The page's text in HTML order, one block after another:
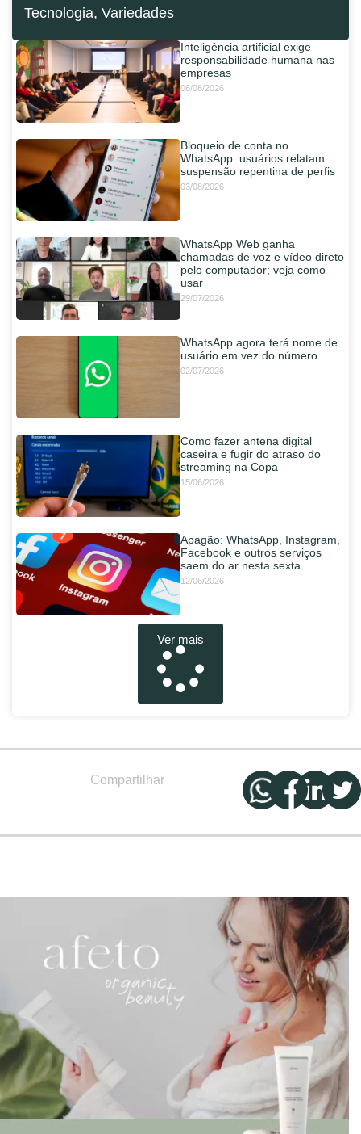
Tecnologia, Variedades
Inteligência artificial exige
responsabilidade humana nas
empresas
06/08/2026
Bloqueio de conta no
WhatsApp: usuários relatam
suspensão repentina de perfis
03/08/2026
WhatsApp Web ganha
chamadas de voz e vídeo direto
pelo computador; veja como
usar
29/07/2026
WhatsApp agora terá nome de
usuário em vez do número
02/07/2026
Como fazer antena digital
caseira e fugir do atraso do
streaming na Copa
15/06/2026
Apagão: WhatsApp, Instagram,
Facebook e outros serviços
saem do ar nesta sexta
12/06/2026
Ver mais
Compartilhar